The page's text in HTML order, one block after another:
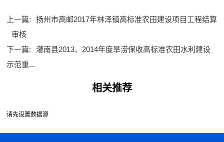
上一篇:
扬州市高邮2017年林泽镇高标准农田建设项目工程结算
审核
下一篇:
灌南县2013、2014年度旱涝保收高标准农田水利建设
示范重...
相关推荐
请先设置数据源